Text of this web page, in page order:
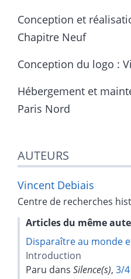
Conception et
Chapitre Neuf
Conception du logo :
Hébergement et
Paris Nord
AUTEURS
Vincent Debiais
Centre de recherches
Articles du même
Disparaître au monde
Introduction
Paru dans Silence(s), 3/